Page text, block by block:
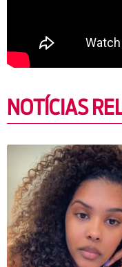
NOTÍCIAS